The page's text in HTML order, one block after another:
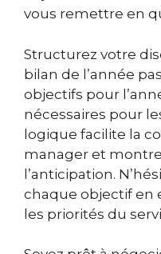
vous remettre en
Structurez votre
bilan de l’année
objectifs pour
nécessaires pour
logique facilite la
manager et
l’anticipation.
chaque objectif en
les priorités du